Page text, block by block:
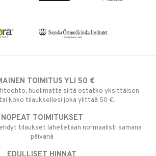
TOIMITUS YLI 50 €
huolimatta siitä ostatko yksittäisen
koko tilauksellesi joka ylittää 50 €.
NOPEAT TOIMITUKSET
tilaukset lähetetään normaalisti samana
päivänä